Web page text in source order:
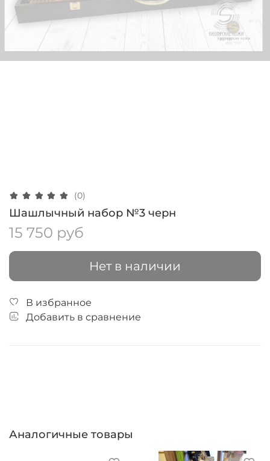
(0)
Шашлычный набор №3 черн
15 750 руб
Нет в наличии
В избранное
Добавить в сравнение
Аналогичные товары